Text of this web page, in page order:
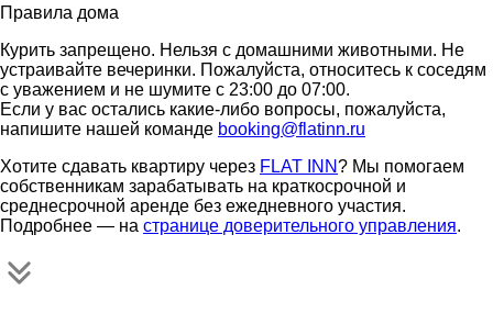
Правила дома
Курить запрещено. Нельзя с домашними животными. Не
устраивайте вечеринки. Пожалуйста, относитесь к соседям
с уважением и не шумите с 23:00 до 07:00.
Если у вас остались какие-либо вопросы, пожалуйста,
напишите нашей команде booking@flatinn.ru
Хотите сдавать квартиру через FLAT INN? Мы помогаем
собственникам зарабатывать на краткосрочной и
среднесрочной аренде без ежедневного участия.
Подробнее — на странице доверительного управления.